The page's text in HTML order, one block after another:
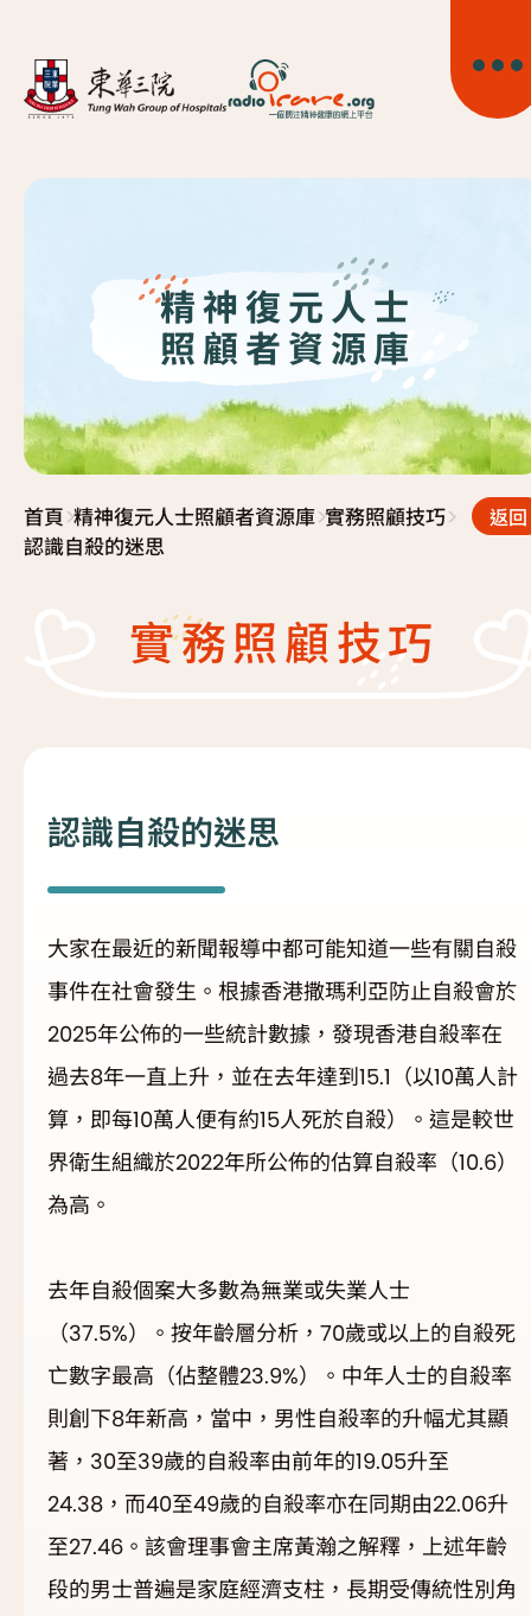
關於我們
精神健康資訊
精神疾病資訊
減壓放鬆貼士
東華心靈幹線
服務日程表
照顧者自我關懷貼士
「歇一歇」照顧者資源中心
社區資源
最新消息
聯絡我們
精神復元人士
照顧者資源庫
首頁>精神復元人士照顧者資源庫>實務照顧技巧>
認識自殺的迷思
返回
實務照顧技巧
認識自殺的迷思
大家在最近的新聞報導中都可能知道一些有關自殺
事件在社會發生。根據香港撒瑪利亞防止自殺會於
2025年公佈的一些統計數據，發現香港自殺率在
過去8年一直上升，並在去年達到15.1（以10萬人計
算，即每10萬人便有約15人死於自殺）。這是較世
界衛生組織於2022年所公佈的估算自殺率（10.6）
為高。
去年自殺個案大多數為無業或失業人士
（37.5%）。按年齡層分析，70歲或以上的自殺死
亡數字最高（佔整體23.9%）。中年人士的自殺率
則創下8年新高，當中，男性自殺率的升幅尤其顯
著，30至39歲的自殺率由前年的19.05升至
24.38，而40至49歲的自殺率亦在同期由22.06升
至27.46。該會理事會主席黃瀚之解釋，上述年齡
段的男士普遍是家庭經濟支柱，長期受傳統性別角